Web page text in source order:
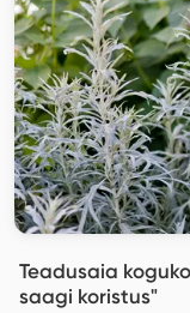
Teadusaia
saagi koristus"